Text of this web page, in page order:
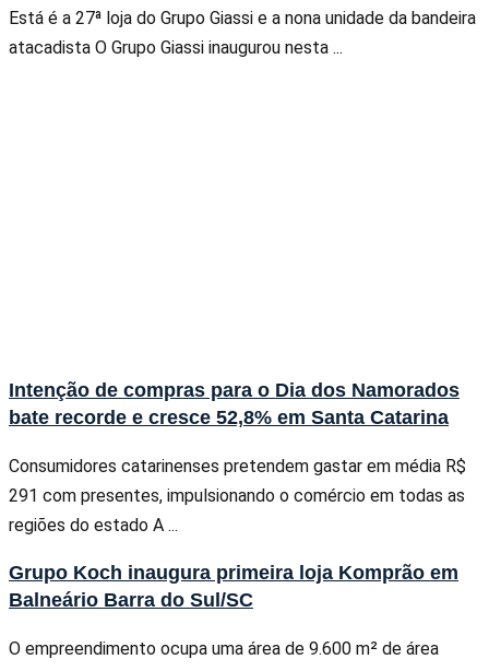
Está é a 27ª loja do Grupo Giassi e a nona unidade da bandeira
atacadista O Grupo Giassi inaugurou nesta ...
Intenção de compras para o Dia dos Namorados
bate recorde e cresce 52,8% em Santa Catarina
Consumidores catarinenses pretendem gastar em média R$
291 com presentes, impulsionando o comércio em todas as
regiões do estado A ...
Grupo Koch inaugura primeira loja Komprão em
Balneário Barra do Sul/SC
O empreendimento ocupa uma área de 9.600 m² de área